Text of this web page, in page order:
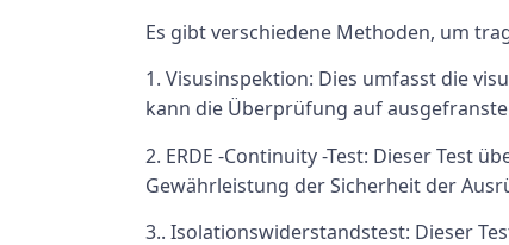
Es gibt verschiedene Methoden, um
1. Visusinspektion: Dies umfasst die
kann die Überprüfung auf
2. ERDE -Continuity -Test: Dieser Test
Gewährleistung der Sicherheit der
3.. Isolationswiderstandstest: Dieser